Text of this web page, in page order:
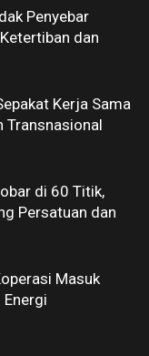
Penyebar
dan
Kerja Sama
Transnasional
di 60 Titik,
Persatuan dan
Masuk